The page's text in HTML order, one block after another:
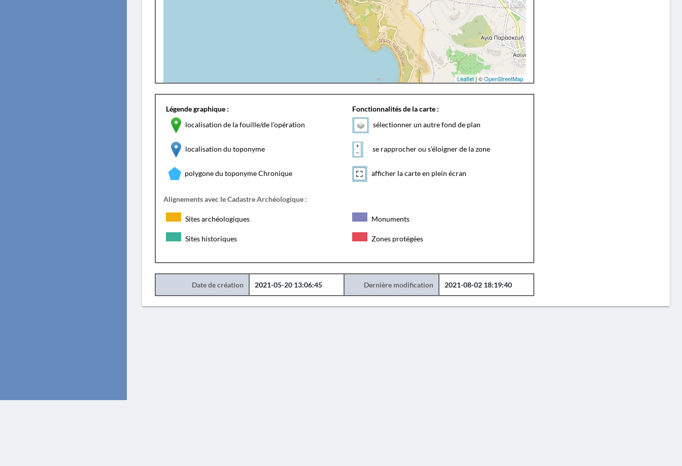
Leaflet| ©OpenStreetMap
Légende graphique :
localisation de la fouille/de l'opération
localisation du toponyme
polygone du toponyme Chronique
Fonctionnalités de la carte :
sélectionner un autre fond de plan
se rapprocher ou s'éloigner de la zone
afficher la carte en plein écran
Alignements avec le Cadastre Archéologique :
Sites archéologiques Monuments
Sites historiques Zones protégées
Date de création 2021-05-20 13:06:45 Dernière modification 2021-08-02 18:19:40